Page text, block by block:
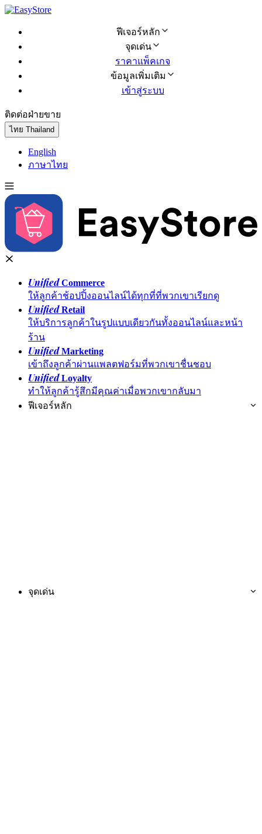
ฟีเจอร์หลัก
จุดเด่น
ราคาแพ็คเกจ
ข้อมูลเพิ่มเติม
เข้าสู่ระบบ
ติดต่อฝ่ายขาย
ไทย Thailand
English
ภาษาไทย
UnifiedCommerce
ให้ลูกค้าช้อปปิ้งออนไลน์ได้ทุกที่ที่พวกเขาเรียกดู
UnifiedRetail
ให้บริการลูกค้าในรูปแบบเดียวกันทั้งออนไลน์และหน้า
ร้าน
UnifiedMarketing
เข้าถึงลูกค้าผ่านแพลตฟอร์มที่พวกเขาชื่นชอบ
UnifiedLoyalty
ทำให้ลูกค้ารู้สึกมีคุณค่าเมื่อพวกเขากลับมา
ฟีเจอร์หลัก
จุดเด่น